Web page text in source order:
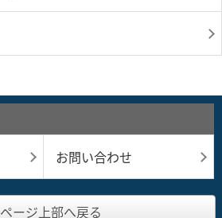
お問い合わせ
ページ上部へ戻る